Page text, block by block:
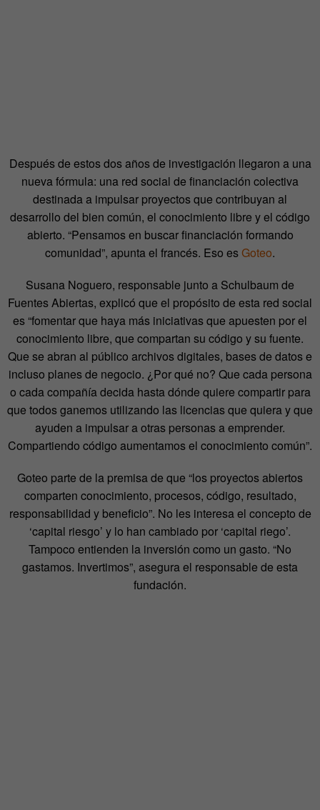
Después de estos dos años de investigación llegaron a una
nueva fórmula: una red social de financiación colectiva
destinada a impulsar proyectos que contribuyan al
desarrollo del bien común, el conocimiento libre y el código
abierto. “Pensamos en buscar financiación formando
comunidad”, apunta el francés. Eso esGoteo.
Susana Noguero, responsable junto a Schulbaum de
Fuentes Abiertas, explicó que el propósito de esta red social
es “fomentar que haya más iniciativas que apuesten por el
conocimiento libre, que compartan su código y su fuente.
Que se abran al público archivos digitales, bases de datos e
incluso planes de negocio. ¿Por qué no? Que cada persona
o cada compañía decida hasta dónde quiere compartir para
que todos ganemos utilizando las licencias que quiera y que
ayuden a impulsar a otras personas a emprender.
Compartiendo código aumentamos el conocimiento común”.
Goteo parte de la premisa de que “los proyectos abiertos
comparten conocimiento, procesos, código, resultado,
responsabilidad y beneficio”. No les interesa el concepto de
‘capital riesgo’ y lo han cambiado por ‘capital riego’.
Tampoco entienden la inversión como un gasto. “No
gastamos. Invertimos”, asegura el responsable de esta
fundación.